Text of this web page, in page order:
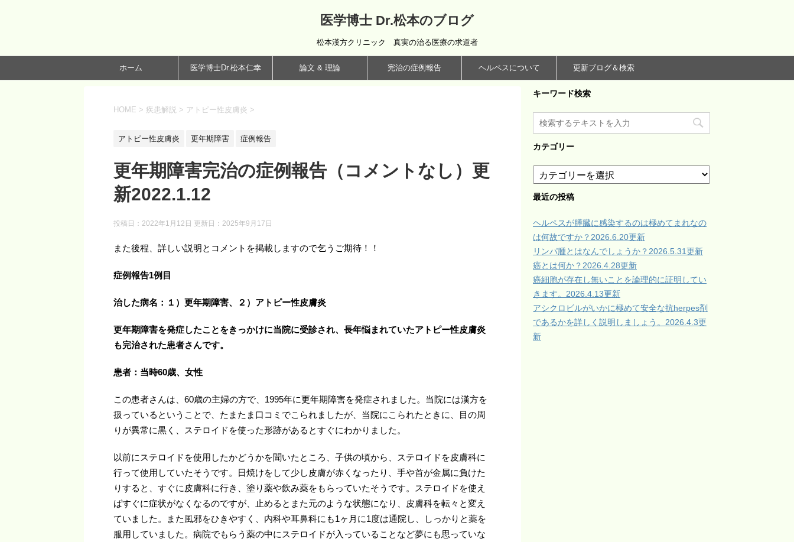
医学博士 Dr.松本のブログ
松本漢方クリニック 真実の治る医療の求道者
ホーム 医学博士Dr.松本仁幸 論文 & 理論 完治の症例報告 ヘルペスについて 更新ブログ＆検索
HOME > 疾患解説 > アトピー性皮膚炎 >
アトピー性皮膚炎 更年期障害 症例報告
更年期障害完治の症例報告（コメントなし）更
新2022.1.12
投稿日：2022年1月12日 更新日： 2025年9月17日
また後程、詳しい説明とコメントを掲載しますので乞うご期待！！
症例報告1例目
治した病名：１）更年期障害、２）アトピー性皮膚炎
更年期障害を発症したことをきっかけに当院に受診され、長年悩まれていたアトピー性皮膚炎
も完治された患者さんです。
患者：当時60歳、女性
この患者さんは、60歳の主婦の方で、1995年に更年期障害を発症されました。当院には漢方を
扱っているということで、たまたま口コミでこられましたが、当院にこられたときに、目の周
りが異常に黒く、ステロイドを使った形跡があるとすぐにわかりました。
以前にステロイドを使用したかどうかを聞いたところ、子供の頃から、ステロイドを皮膚科に
行って使用していたそうです。日焼けをして少し皮膚が赤くなったり、手や首が金属に負けた
りすると、すぐに皮膚科に行き、塗り薬や飲み薬をもらっていたそうです。ステロイドを使え
ばすぐに症状がなくなるのですが、止めるとまた元のような状態になり、皮膚科を転々と変え
ていました。また風邪をひきやすく、内科や耳鼻科にも1ヶ月に1度は通院し、しっかりと薬を
服用していました。病院でもらう薬の中にステロイドが入っていることなど夢にも思っていな
キーワード検索
カテゴリー
テ
ゴ
ー
最近の投稿
ヘルペスが膵臓に感染するのは極めてまれなの
は何故ですか？2026.6.20更新
リンパ腫とはなんでしょうか？2026.5.31更新
癌とは何か？2026.4.28更新
癌細胞が存在し無いことを論理的に証明してい
きます。2026.4.13更新
アシクロビルがいかに極めて安全な抗herpes剤
であるかを詳しく説明しましょう。2026.4.3更
新